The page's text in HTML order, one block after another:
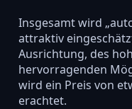
Insgesamt wird
attraktiv
Ausrichtung, des
hervorragenden
wird ein Preis von
erachtet.